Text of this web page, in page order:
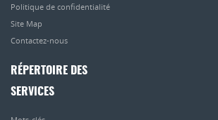
Politique de confidentialité
Site Map
Contactez-nous
RÉPERTOIRE DES
SERVICES